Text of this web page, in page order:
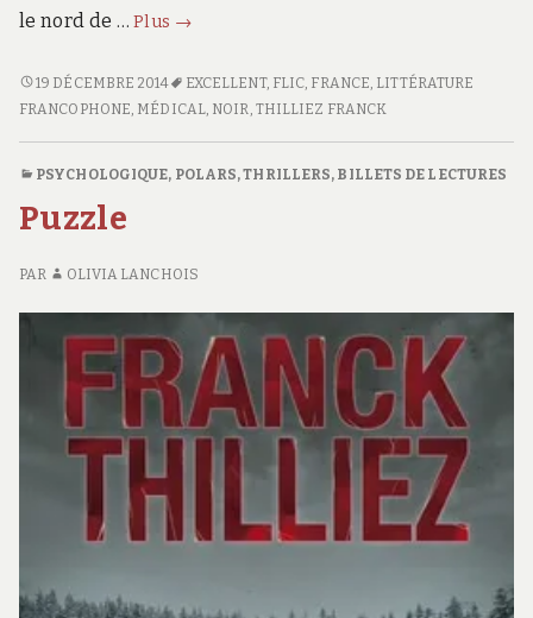
le nord de …Plus Angor
→
ANGOR
19 DÉCEMBRE 2014 EXCELLENT, FLIC FRANCE LITTÉRATURE
FRANCOPHONE MÉDICAL, NOIR THILLIEZ FRANCK
PSYCHOLOGIQUE, POLARS, THRILLERS, BILLETS DE LECTURES
Puzzle
PAR OLIVIA LANCHOIS